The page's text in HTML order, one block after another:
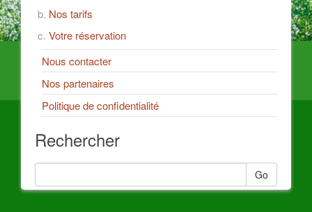
Nos tarifs
Votre réservation
Nous contacter
Nos partenaires
Politique de confidentialité
Rechercher
Go